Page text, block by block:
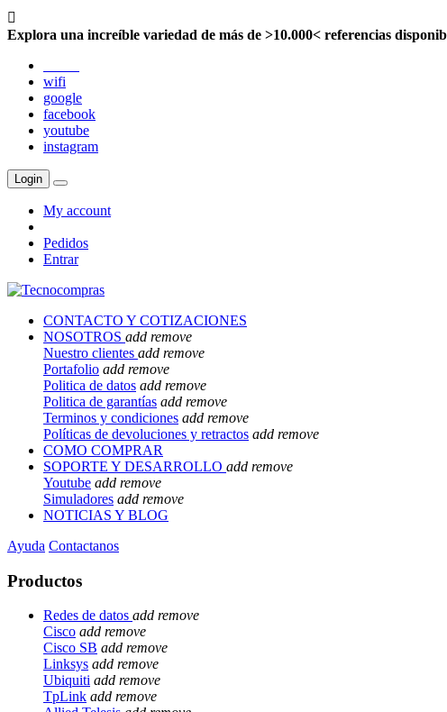

Explora una increíble variedad de más de >10.000< referencias
wifi
google
facebook
youtube
instagram
Login
My account
Pedidos
Entrar
CONTACTO Y COTIZACIONES
NOSOTROS add remove
Nuestro clientes add remove
Portafolio add remove
Politica de datos add remove
Politica de garantías add remove
Terminos y condiciones add remove
Políticas de devoluciones y retractos add remove
COMO COMPRAR
SOPORTE Y DESARROLLO add remove
Youtube add remove
Simuladores add remove
NOTICIAS Y BLOG
Ayuda Contactanos
Productos
Redes de datos add remove
Cisco add remove
Cisco SB add remove
Linksys add remove
Ubiquiti add remove
TpLink add remove